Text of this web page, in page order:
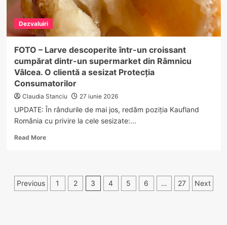
din
nou
să
fure
bancare
Dezvaluiri
FOTO – Larve descoperite într-un croissant
cumpărat dintr-un supermarket din Râmnicu
Vâlcea. O clientă a sesizat Protecția
Consumatorilor
Claudia Stanciu 27 iunie 2026
UPDATE: În rândurile de mai jos, redăm poziția Kaufland
România cu privire la cele sesizate:...
Read MoreRead
–
Larve
Paginație
Previous 1 2 3 4 5 6 … 27 Next